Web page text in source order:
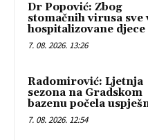
Dr Popović: Zbog
stomačnih virusa sve
hospitalizovane djece
7. 08. 2026. 13:26
Radomirović: Ljetnja
sezona na Gradskom
bazenu počela
7. 08. 2026. 12:54